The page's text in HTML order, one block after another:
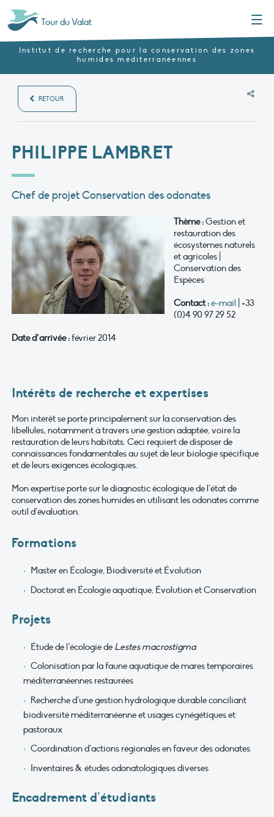
Tour du Valat
Institut de recherche pour la conservation des zones
humides méditerranéennes
RETOUR
PHILIPPE LAMBRET
Chef de projet Conservation des odonates
Thème :Gestion et
restauration des
écosystèmes naturels
et agricoles |
Conservation des
Espèces
Contact :e-mail | +33
(0)4 90 97 29 52
Date d’arrivée :février 2014
Intérêts de recherche et expertises
Mon intérêt se porte principalement sur la conservation des
libellules, notamment à travers une gestion adaptée, voire la
restauration de leurs habitats. Ceci requiert de disposer de
connaissances fondamentales au sujet de leur biologie spécifique
et de leurs exigences écologiques.
Mon expertise porte sur le diagnostic écologique de l’état de
conservation des zones humides en utilisant les odonates comme
outil d’évaluation.
Formations
Master en Écologie, Biodiversité et Évolution
Doctorat en Écologie aquatique, Évolution et Conservation
Projets
Étude de l’écologie de Lestes macrostigma
Colonisation par la faune aquatique de mares temporaires
méditerranéennes restaurées
Recherche d’une gestion hydrologique durable conciliant
biodiversité méditerranéenne et usages cynégétiques et
pastoraux
Coordination d’actions régionales en faveur des odonates
Inventaires & études odonatologiques diverses
Encadrement d’étudiants